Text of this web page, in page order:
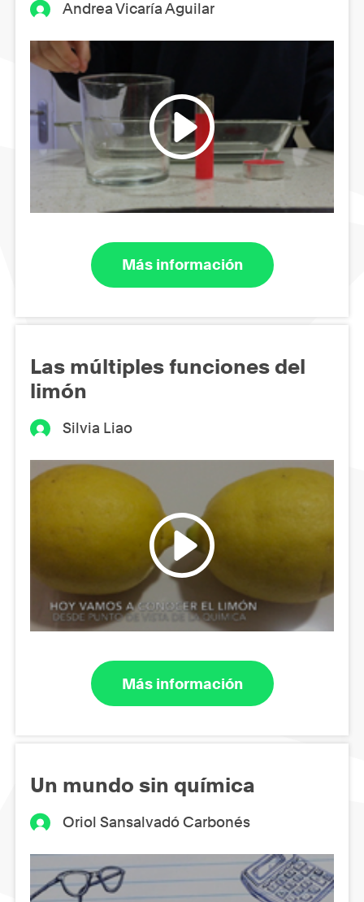
Andrea Vicaría Aguilar
Más información
Las múltiples funciones del
limón
Silvia Liao
Más información
Un mundo sin química
Oriol Sansalvadó Carbonés